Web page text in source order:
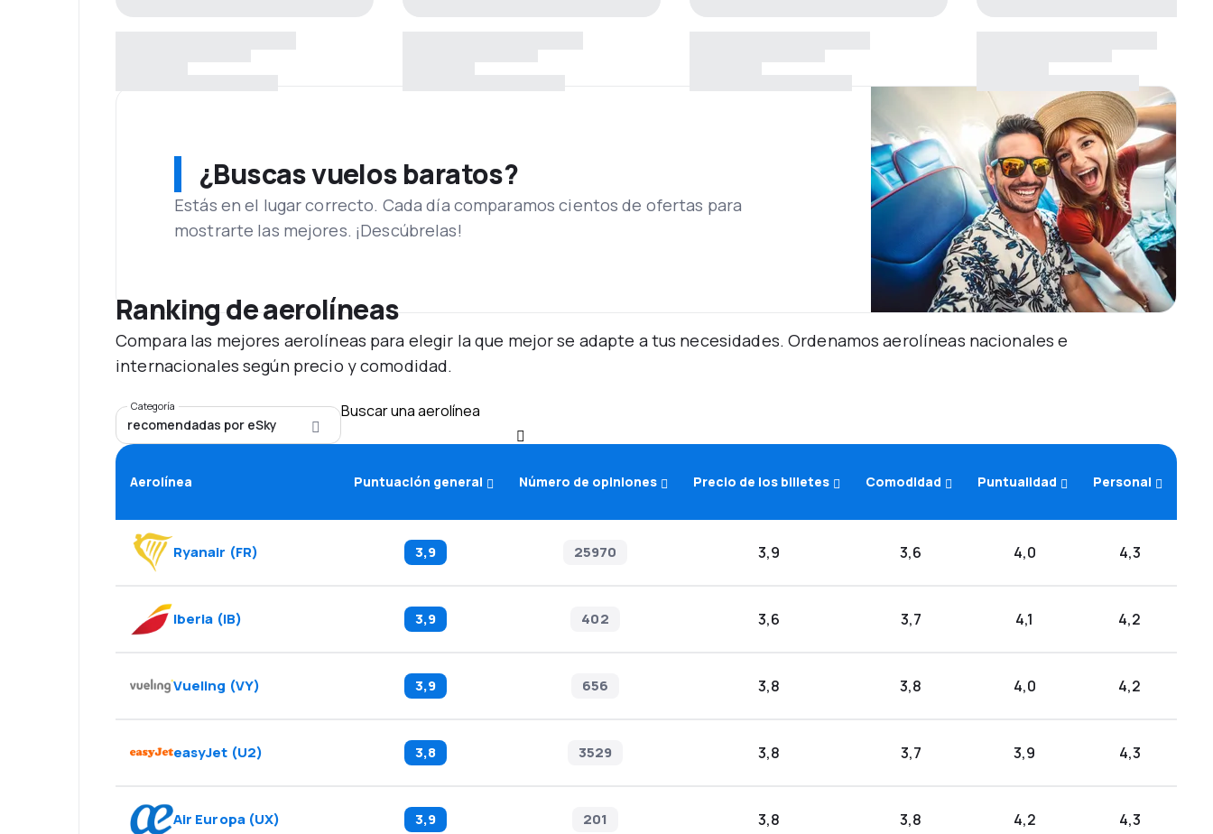
¿Buscas vuelos baratos?
Estás en el lugar correcto. Cada día comparamos cientos de ofertas para
mostrarte las mejores. ¡Descúbrelas!
Ranking de aerolíneas
Compara las mejores aerolíneas para elegir la que mejor se adapte a tus necesidades. Ordenamos aerolíneas nacionales e
internacionales según precio y comodidad.
Categoría
recomendadas por eSky
Buscar una aerolínea
Aerolínea Puntuación general Número de opiniones Precio de los billetes Comodidad Puntualidad Personal
Ryanair (FR) 3,9 25970 3,9 3,6 4,0 4,3
Iberia (IB) 3,9 402 3,6 3,7 4,1 4,2
Vueling (VY) 3,9 656 3,8 3,8 4,0 4,2
easyJet (U2) 3,8 3529 3,8 3,7 3,9 4,3
Air Europa(UX) 3,9 201 3,8 3,8 4,2 4,3